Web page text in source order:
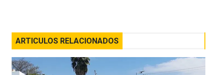
ARTICULOS RELACIONADOS